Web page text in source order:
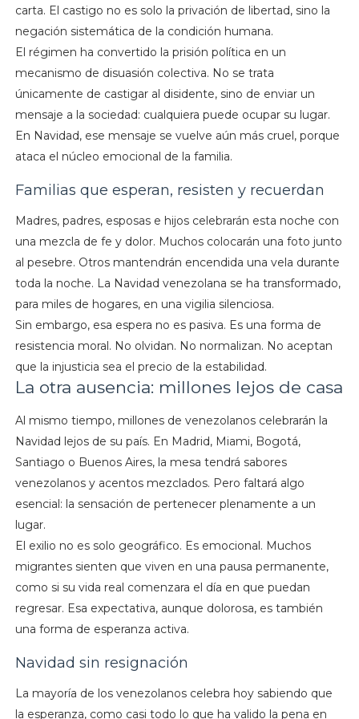
carta. El castigo no es solo la privación de libertad, sino la
negación sistemática de la condición humana.
El régimen ha convertido la prisión política en un
mecanismo de disuasión colectiva. No se trata
únicamente de castigar al disidente, sino de enviar un
mensaje a la sociedad: cualquiera puede ocupar su lugar.
En Navidad, ese mensaje se vuelve aún más cruel, porque
ataca el núcleo emocional de la familia.
Familias que esperan, resisten y recuerdan
Madres, padres, esposas e hijos celebrarán esta noche con
una mezcla de fe y dolor. Muchos colocarán una foto junto
al pesebre. Otros mantendrán encendida una vela durante
toda la noche. La Navidad venezolana se ha transformado,
para miles de hogares, en una vigilia silenciosa.
Sin embargo, esa espera no es pasiva. Es una forma de
resistencia moral. No olvidan. No normalizan. No aceptan
que la injusticia sea el precio de la estabilidad.
La otra ausencia: millones lejos de casa
Al mismo tiempo, millones de venezolanos celebrarán la
Navidad lejos de su país. En Madrid, Miami, Bogotá,
Santiago o Buenos Aires, la mesa tendrá sabores
venezolanos y acentos mezclados. Pero faltará algo
esencial: la sensación de pertenecer plenamente a un
lugar.
El exilio no es solo geográfico. Es emocional. Muchos
migrantes sienten que viven en una pausa permanente,
como si su vida real comenzara el día en que puedan
regresar. Esa expectativa, aunque dolorosa, es también
una forma de esperanza activa.
Navidad sin resignación
La mayoría de los venezolanos celebra hoy sabiendo que
la esperanza, como casi todo lo que ha valido la pena en